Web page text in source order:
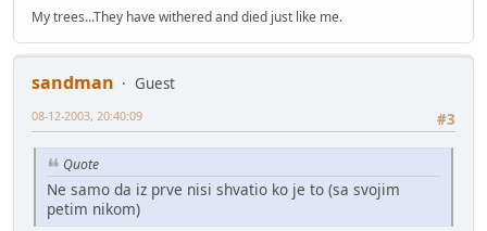
My trees...They have withered and died just like me.
sandman
Guest
#3
08-12-2003, 20:40:09
Quote
Ne samo da iz prve nisi shvatio ko je to (sa svojim
petim nikom)